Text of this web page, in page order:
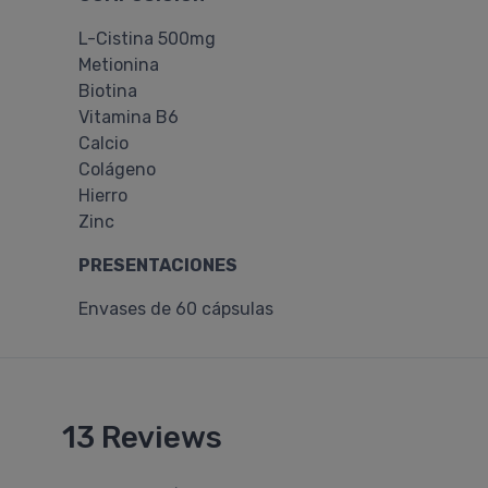
L-Cistina 500mg
Metionina
Biotina
Vitamina B6
Calcio
Colágeno
Hierro
Zinc
PRESENTACIONES
Envases de 60 cápsulas
13 Reviews